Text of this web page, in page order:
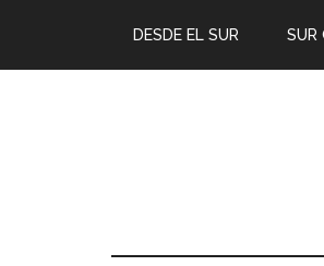
DESDE EL SUR SUR